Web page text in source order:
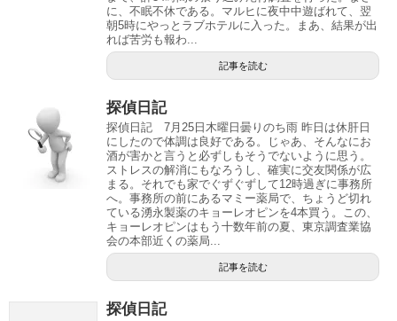
に、不眠不休である。マルヒに夜中中遊ばれて、翌
朝5時にやっとラブホテルに入った。まあ、結果が出
れば苦労も報わ...
記事を読む
探偵日記
探偵日記 7月25日木曜日曇りのち雨 昨日は休肝日
にしたので体調は良好である。じゃあ、そんなにお
酒が害かと言うと必ずしもそうでないように思う。
ストレスの解消にもなろうし、確実に交友関係が広
まる。それでも家でぐずぐずして12時過ぎに事務所
へ。事務所の前にあるマミー薬局で、ちょうど切れ
ている湧永製薬のキョーレオピンを4本買う。この、
キョーレオピンはもう十数年前の夏、東京調査業協
会の本部近くの薬局...
記事を読む
探偵日記